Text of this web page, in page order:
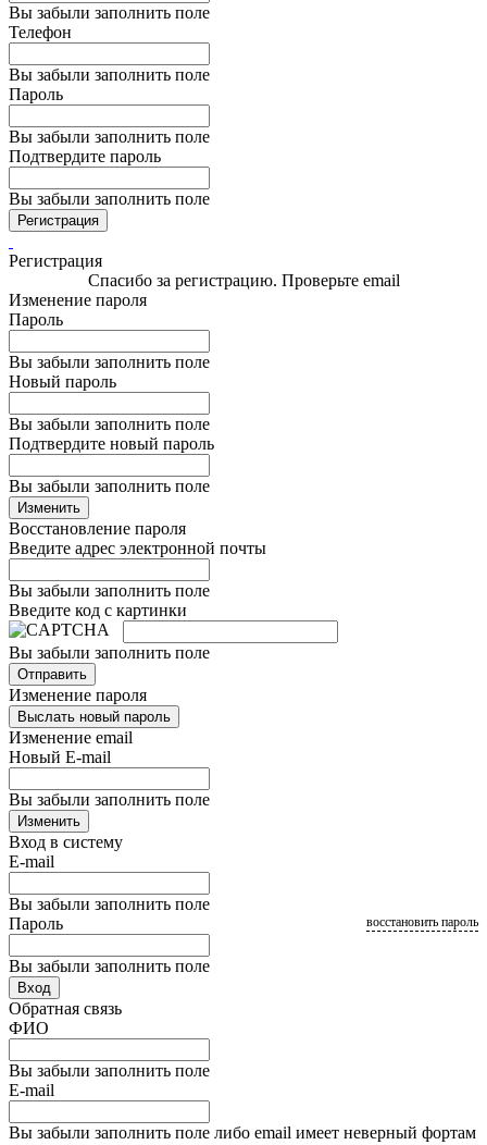
Вы забыли заполнить поле
Телефон
Вы забыли заполнить поле
Пароль
Вы забыли заполнить поле
Подтвердите пароль
Вы забыли заполнить поле
Регистрация
Регистрация
Спасибо за регистрацию. Проверьте email
Изменение пароля
Пароль
Вы забыли заполнить поле
Новый пароль
Вы забыли заполнить поле
Подтвердите новый пароль
Вы забыли заполнить поле
Изменить
Восстановление пароля
Введите адрес электронной почты
Вы забыли заполнить поле
Введите код с картинки
Вы забыли заполнить поле
Отправить
Изменение пароля
Выслать новый пароль
Изменение email
Новый E-mail
Вы забыли заполнить поле
Изменить
Вход в систему
E-mail
Вы забыли заполнить поле
Пароль
Вы забыли заполнить поле
восстановить пароль
Вход
Обратная связь
ФИО
Вы забыли заполнить поле
E-mail
Вы забыли заполнить поле либо email имеет неверный фортам